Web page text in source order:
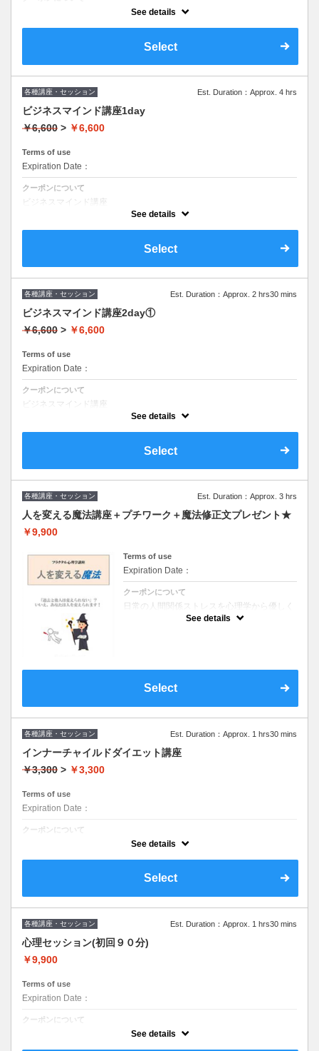
See details
Select
各種講座・セッション Est. Duration：Approx. 4 hrs
ビジネスマインド講座1day
￥6,600 > ￥6,600
Terms of use
Expiration Date：
クーポンについて
ビジネスマインド講座
1日コースと2日に分割したコース
ストを送りますので講座まで1週間前までのご予約をお願いいたしま
See details
Select
各種講座・セッション Est. Duration：Approx. 2 hrs30 mins
ビジネスマインド講座2day①
￥6,600 > ￥6,600
Terms of use
Expiration Date：
クーポンについて
ビジネスマインド講座
1日コースと2日に分割したコース
※2dayの方はこちらのメニューで2回ご予約くださいませ。
ストを送りますので講座まで1週間前までのご予約をお願いいたしま
す。
See details
Select
各種講座・セッション Est. Duration：Approx. 3 hrs
人を変える魔法講座＋プチワーク＋魔法修正文プレゼント★
￥9,900
Terms of use
Expiration Date：
クーポンについて
日常の人間関係ストレスを心理学から優しく
オンライン又は対面です。
ざいますので1週間前までのお申し込みをお
See details
Select
各種講座・セッション Est. Duration：Approx. 1 hrs30 mins
インナーチャイルドダイエット講座
￥3,300 > ￥3,300
Terms of use
Expiration Date：
クーポンについて
インナーチャイルドダイエット講座体験お申し込みはこちら
See details
Select
各種講座・セッション Est. Duration：Approx. 1 hrs30 mins
心理セッション(初回９０分)
￥9,900
Terms of use
Expiration Date：
クーポンについて
初回セッションの方はこちらからSee details